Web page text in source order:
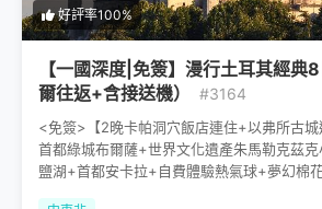
好評率100%
【一國深度|免簽】漫行土耳其經典
爾往返+含接送機）
#3164
<免簽>【2晚卡帕洞穴飯店連住+以弗所古
首都綠城布爾薩+世界文化遺產朱馬勒克茲克
鹽湖+首都安卡拉+自費體驗熱氣球+夢幻棉